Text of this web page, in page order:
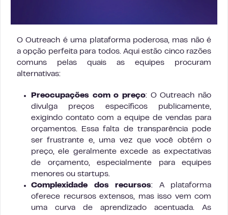
O Outreach é uma plataforma poderosa, mas não é
a opção perfeita para todos. Aqui estão cinco razões
comuns pelas quais as equipes procuram
alternativas:
Preocupações com o preço: O Outreach não
divulga preços específicos publicamente,
exigindo contato com a equipe de vendas para
orçamentos. Essa falta de transparência pode
ser frustrante e, uma vez que você obtém o
preço, ele geralmente excede as expectativas
de orçamento, especialmente para equipes
menores ou startups.
Complexidade dos recursos: A plataforma
oferece recursos extensos, mas isso vem com
uma curva de aprendizado acentuada. As